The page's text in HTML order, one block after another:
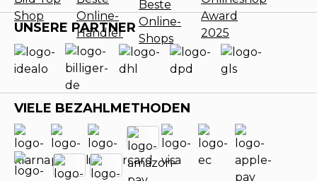
UNSERE PARTNER
VIELE BEZAHLMETHODEN